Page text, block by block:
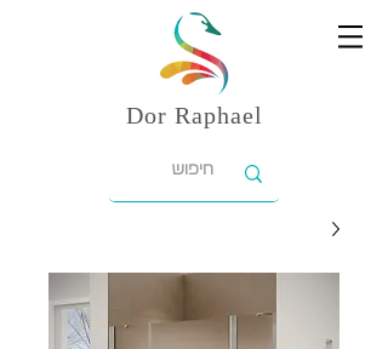
Dor Raphael